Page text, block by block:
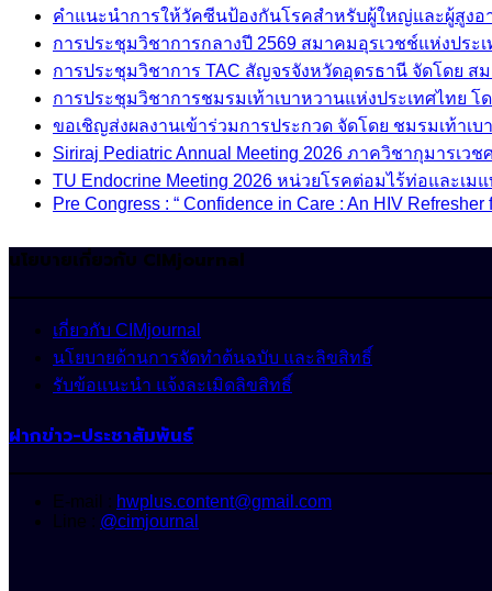
คำแนะนำการให้วัคซีนป้องกันโรคสำหรับผู้ใหญ่และผู้สูงอ
การประชุมวิชาการกลางปี 2569 สมาคมอุรเวชช์แห่งประ
การประชุมวิชาการ TAC สัญจรจังหวัดอุดรธานี จัดโดย ส
การประชุมวิชาการชมรมเท้าเบาหวานแห่งประเทศไทย โ
ขอเชิญส่งผลงานเข้าร่วมการประกวด จัดโดย ชมรมเท้าเบ
Siriraj Pediatric Annual Meeting 2026 ภาควิชากุมารเ
TU Endocrine Meeting 2026 หน่วยโรคต่อมไร้ท่อและเ
Pre Congress : “ Confidence in Care : An HIV Refresher
นโยบายเกี่ยวกับ CIMjournal
เกี่ยวกับ CIMjournal
นโยบายด้านการจัดทำต้นฉบับ และลิขสิทธิ์
รับข้อแนะนำ แจ้งละเมิดลิขสิทธิ์
ฝากข่าว-ประชาสัมพันธ์
E-mail : hwplus.content@gmail.com
Line : @cimjournal